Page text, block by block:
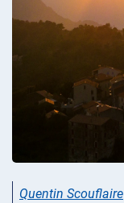
Quentin Scouflaire